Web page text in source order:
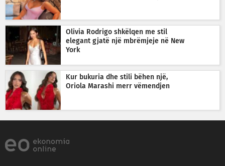
Olivia Rodrigo shkëlqen me stil
elegant gjatë një mbrëmjeje në New
York
Kur bukuria dhe stili bëhen një,
Oriola Marashi merr vëmendjen